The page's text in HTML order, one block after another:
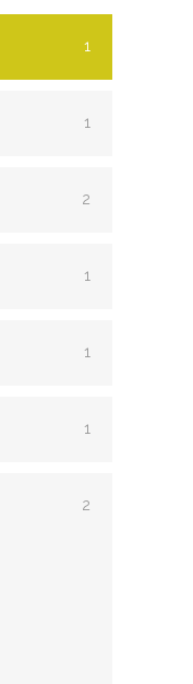
1
1
2
1
1
1
2